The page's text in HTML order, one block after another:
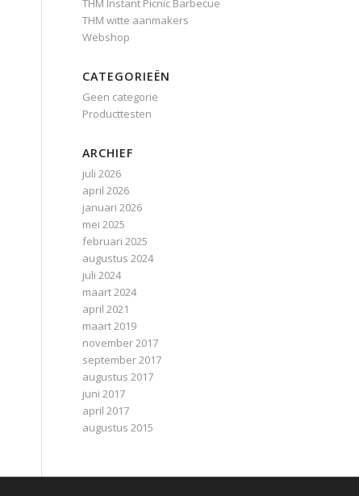
THM Instant Picnic Barbecue
THM witte aanmakers
Webshop
CATEGORIEËN
Geen categorie
Producttesten
ARCHIEF
juli 2026
april 2026
januari 2026
mei 2025
februari 2025
augustus 2024
juli 2024
maart 2024
april 2021
maart 2019
november 2017
september 2017
augustus 2017
juni 2017
april 2017
augustus 2015